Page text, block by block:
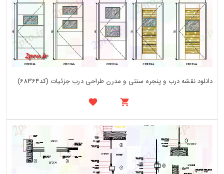
دانلود نقشه درب و پنجره سنتی و مدرن طراحی درب جزئیات (کد68364)